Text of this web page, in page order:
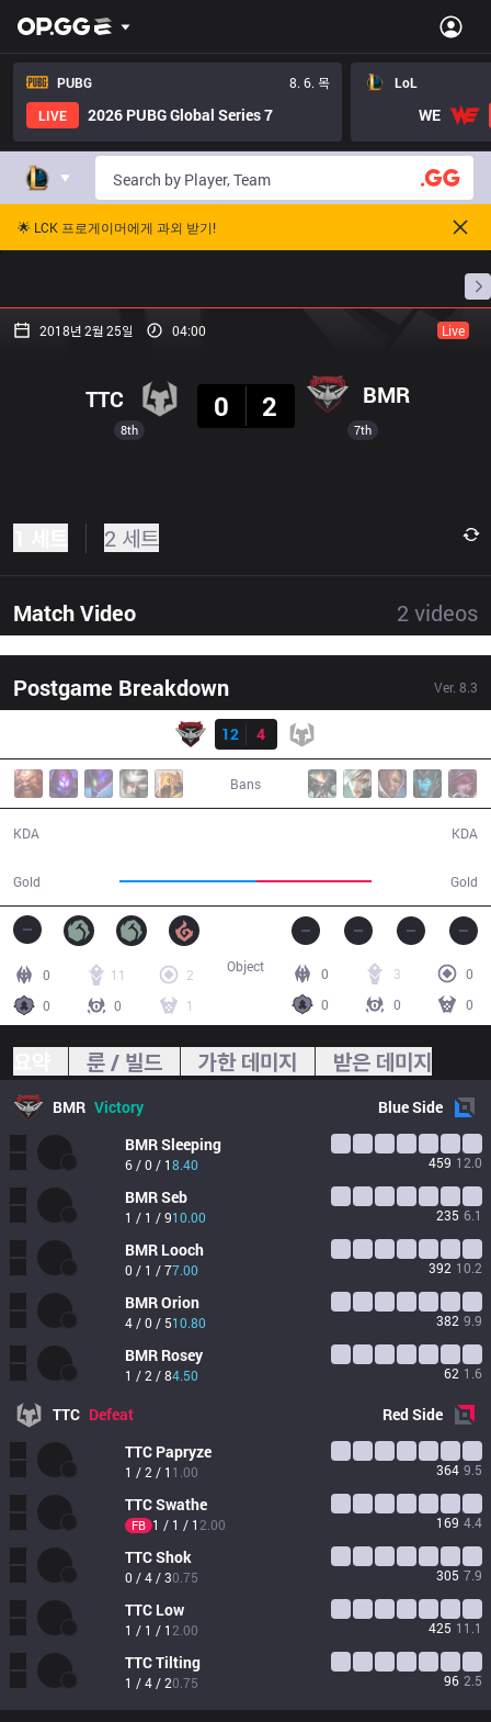
PUBG
8. 6. 목
LIVE
2026 PUBG Global Series 7
LoL
WE
🌟 LCK 프로게이머에게 과외 받기!
프로빌
2018년 2월 25일 04:00 Live
8th
TTC
0
2 BMR
7th
2 세트
Match Video 2 videos
Postgame Breakdown Ver. 8.3
12
4
Bans
KDA
Gold Gold
KDA
0 11
2
0
0 1
0 3
0
0
0 0
Object
룬 / 빌드 가한 데미지 받은 데미지
BMR Victory BlueSide
BMRSleeping
6 / 0 / 18.40 459 12.0
BMRSeb
1 / 1 / 910.00 235 6.1
BMR Looch
0 / 1 / 77.00 392 10.2
BMROrion
4 / 0 / 510.80 382 9.9
BMR Rosey
1 / 2 / 84.50 62 1.6
TTC Defeat RedSide
TTC Papryze
1 / 2 / 1 1.00 364 9.5
TTCSwathe
FB 1 / 1 / 1 2.00 169 4.4
TTCShok
0 / 4 / 30.75 305 7.9
TTC Low
1 / 1 / 1 2.00 425 11.1
TTCTilting
1 / 4 / 20.75 96 2.5